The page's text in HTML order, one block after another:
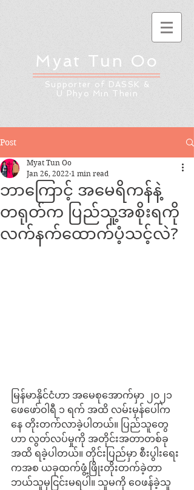
Myat Tun Oo
Supporter of DASSK &
U Phyo Min Thein
Post
ဘာကြောင့် အမေရိကန်နဲ့
တရုတ်က ပြည်သူ့အစိုးရကို
လက်နက်ထောက်ပံ့သင့်လဲ?
Myat Tun Oo
Jan 26, 2022 1 min read
မြန်မာနိုင်ငံဟာ အမေစုအောက်မှာ ၂၀၂၁
ဖေဖော်ဝါရီ ၁ ရက် အထိ လမ်းမှန်ပေါ်က
နေ တိုးတက်လာခဲ့ပါတယ်။ ပြည်သူတွေ
ဟာ လွတ်လပ်မှုကို အတိုင်းအတာတစ်ခု
အထိ ရခဲ့ပါတယ်။ တိုင်းပြည်မှာ စီးပွါးရေး
ကအစ ယခုထက်ဖွံ့ဖြိုးတိုးတက်ခဲ့တာ
ဘယ်သူမှငြင်းမရပါ။ သူမကို ဝေဖန်ခဲ့သူ